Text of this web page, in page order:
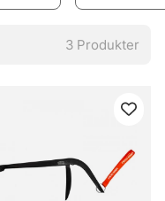
3 Produkter